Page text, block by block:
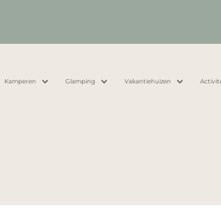
Kamperen Glamping Vakantiehuizen